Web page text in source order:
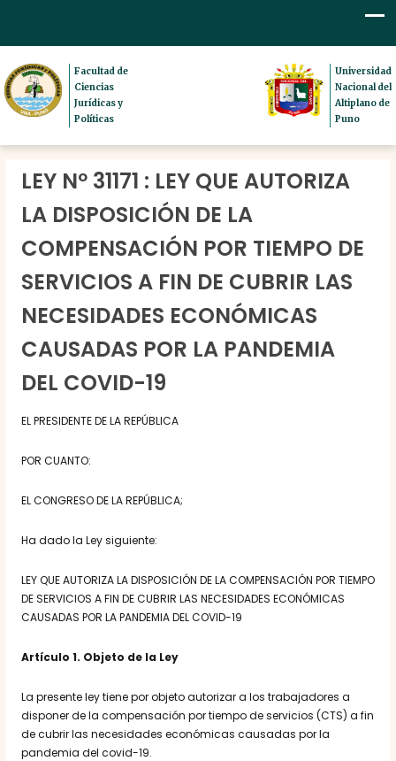
Facultad de
Ciencias
Jurídicas y
Políticas
Universidad
Nacional del
Altiplano de
Puno
LEY Nº 31171 : LEY QUE AUTORIZA
LA DISPOSICIÓN DE LA
COMPENSACIÓN POR TIEMPO DE
SERVICIOS A FIN DE CUBRIR LAS
NECESIDADES ECONÓMICAS
CAUSADAS POR LA PANDEMIA
DEL COVID-19
EL PRESIDENTE DE LA REPÚBLICA
POR CUANTO:
EL CONGRESO DE LA REPÚBLICA;
Ha dado la Ley siguiente:
LEY QUE AUTORIZA LA DISPOSICIÓN DE LA COMPENSACIÓN POR TIEMPO
DE SERVICIOS A FIN DE CUBRIR LAS NECESIDADES ECONÓMICAS
CAUSADAS POR LA PANDEMIA DEL COVID-19
Artículo 1. Objeto de la Ley
La presente ley tiene por objeto autorizar a los trabajadores a
disponer de la compensación por tiempo de servicios (CTS) a fin
de cubrir las necesidades económicas causadas por la
pandemia del covid-19.